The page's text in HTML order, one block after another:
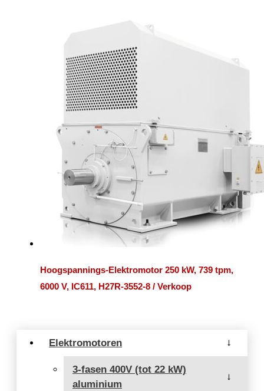
Elektromotoren →
3-fasen 400V (tot 22 kW)
aluminium
→
Hoogspannings-Elektromotor 250 kW, 739 tpm,
6000 V, IC611, H27R-3552-8 / Verkoop